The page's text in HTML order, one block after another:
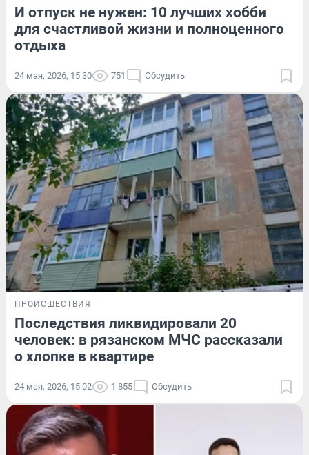
И отпуск не нужен: 10 лучших хобби
для счастливой жизни и полноценного
отдыха
24 мая, 2026, 15:30 751 Обсудить
ПРОИСШЕСТВИЯ
Последствия ликвидировали 20
человек: в рязанском МЧС рассказали
о хлопке в квартире
24 мая, 2026, 15:02 1 855 Обсудить